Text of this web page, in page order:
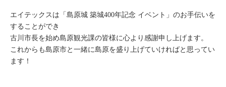
エイテックスは「島原城 築城400年記念 イベント」のお手伝いを
することができ
古川市長を始め島原観光課の皆様に心より感謝申し上げます。
これからも島原市と一緒に島原を盛り上げていければと思ってい
ます！